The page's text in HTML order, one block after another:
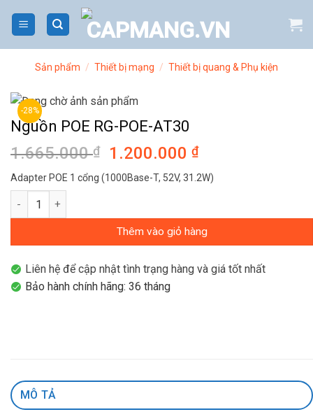
Sản phẩm / Thiết bị mạng / Thiết bị quang & Phụ kiện
-28%
Nguồn POE RG-POE-AT30
1.665.000₫
Giá
gốc
là:
1.200.000₫Giá
hiện
tại
1.200.000 ₫.
Adapter POE 1 cổng (1000Base-T, 52V, 31.2W)
Nguồn POE RG-POE-AT30 số lượng
Thêm vào giỏ hàng
Liên hệ để cập nhật tình trạng hàng và giá tốt nhất
Bảo hành chính hãng: 36 tháng
MÔ TẢ